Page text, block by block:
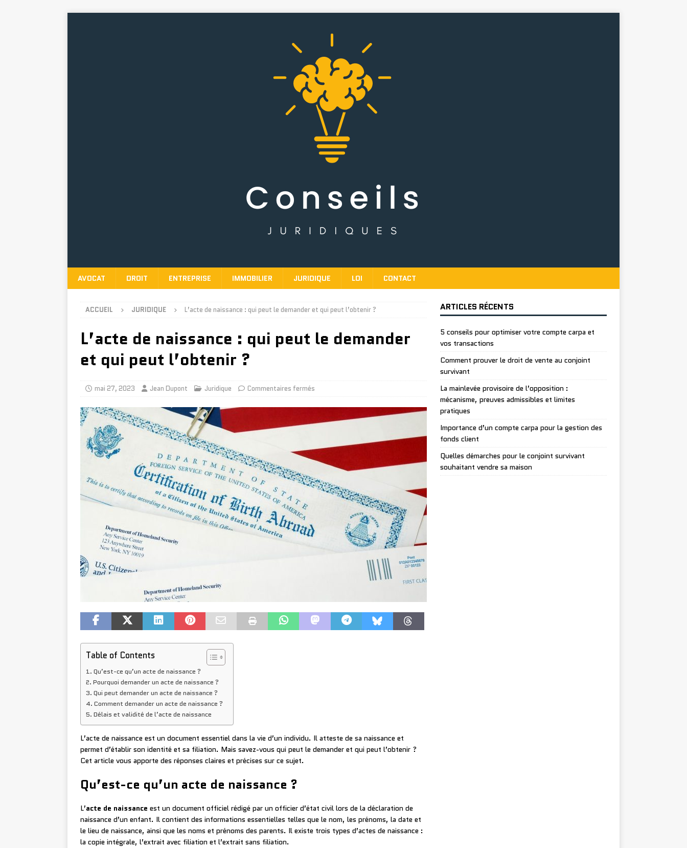
AVOCAT DROIT ENTREPRISE IMMOBILIER JURIDIQUE LOI CONTACT
ACCUEIL JURIDIQUE L’acte de naissance : qui peut le demander et qui peut l’obtenir ?
L’acte de naissance : qui peut le demander
et qui peut l’obtenir ?
mai 27, 2023 Jean Dupont Juridique Commentaires fermés
Table of Contents
Qu’est-ce qu’un acte de naissance ?
Pourquoi demander un acte de naissance ?
Qui peut demander un acte de naissance ?
Comment demander un acte de naissance ?
Délais et validité de l’acte de naissance
L’acte de naissance est un document essentiel dans la vie d’un individu. Il atteste de sa naissance et
permet d’établir son identité et sa filiation. Mais savez-vous qui peut le demander et qui peut l’obtenir ?
Cet article vous apporte des réponses claires et précises sur ce sujet.
Qu’est-ce qu’un acte de naissance ?
L’acte de naissance est un document officiel rédigé par un officier d’état civil lors de la déclaration de
naissance d’un enfant. Il contient des informations essentielles telles que le nom, les prénoms, la date et
le lieu de naissance, ainsi que les noms et prénoms des parents. Il existe trois types d’actes de naissance :
la copie intégrale, l’extrait avec filiation et l’extrait sans filiation.
ARTICLES RÉCENTS
5 conseils pour optimiser votre compte carpa et
vos transactions
Comment prouver le droit de vente au conjoint
survivant
La mainlevée provisoire de l’opposition :
mécanisme, preuves admissibles et limites
pratiques
Importance d’un compte carpa pour la gestion des
fonds client
Quelles démarches pour le conjoint survivant
souhaitant vendre sa maison